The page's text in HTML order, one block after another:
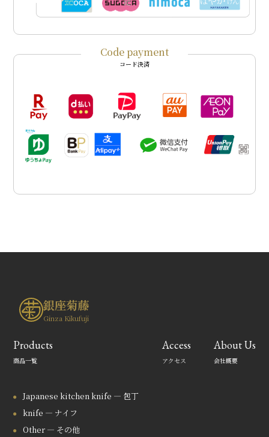
Code payment
コード決済
銀座菊藤
Ginza Kikufuji
Products
商品一覧
Japanese kitchen knife — 包丁
knife — ナイフ
Other — その他
Access
アクセス
About Us
会社概要